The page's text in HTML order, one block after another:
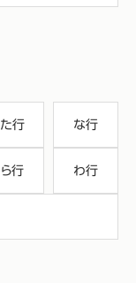
た行 な行
ら行 わ行